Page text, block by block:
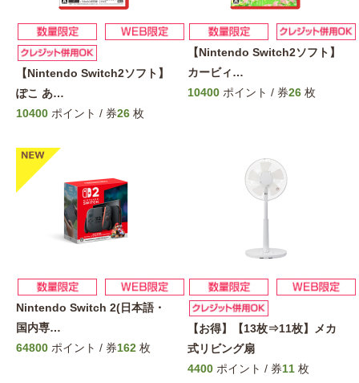
【Nintendo Switch2ソフト】
ぽこ あ…
10400 ポイント / 券26 枚
【Nintendo Switch2ソフト】
カービィ…
10400 ポイント / 券26 枚
Nintendo Switch 2(日本語・
国内専…
64800 ポイント / 券162 枚
【お得】【13枚⇒11枚】メカ
式リビング扇
4400 ポイント / 券11 枚